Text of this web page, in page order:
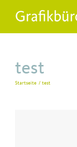
Inhalt
springen
test
Startseite test